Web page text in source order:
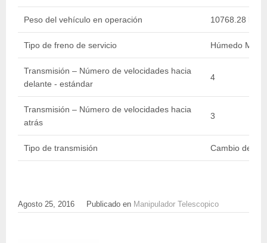
Peso del vehículo en operación 10768.28 kg /
Tipo de freno de servicio Húmedo
Transmisión – Número de velocidades hacia
delante - estándar
4
Transmisión – Número de velocidades hacia
atrás
3
Tipo de transmisión Cambio de
Agosto 25, 2016 Publicado en Manipulador Telescopico